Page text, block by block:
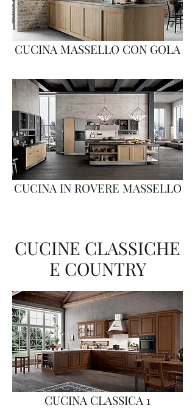
CUCINA MASSELLO CON GOLA
CUCINA IN ROVERE MASSELLO
CUCINE CLASSICHE
E COUNTRY
CUCINA CLASSICA 1